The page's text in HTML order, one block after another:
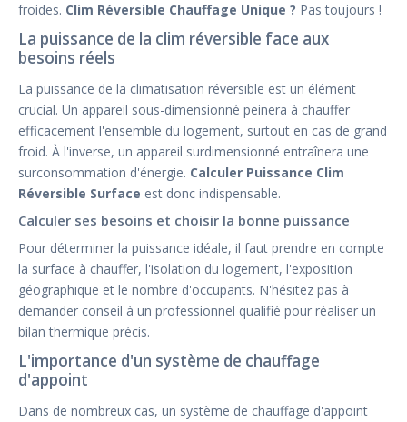
froides. Clim Réversible Chauffage Unique ? Pas toujours !
La puissance de la clim réversible face aux
besoins réels
La puissance de la climatisation réversible est un élément
crucial. Un appareil sous-dimensionné peinera à chauffer
efficacement l'ensemble du logement, surtout en cas de grand
froid. À l'inverse, un appareil surdimensionné entraînera une
surconsommation d'énergie. Calculer Puissance Clim
Réversible Surface est donc indispensable.
Calculer ses besoins et choisir la bonne puissance
Pour déterminer la puissance idéale, il faut prendre en compte
la surface à chauffer, l'isolation du logement, l'exposition
géographique et le nombre d'occupants. N'hésitez pas à
demander conseil à un professionnel qualifié pour réaliser un
bilan thermique précis.
L'importance d'un système de chauffage
d'appoint
Dans de nombreux cas, un système de chauffage d'appoint